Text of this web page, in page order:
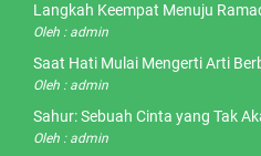
Langkah Keempat Menuju
Oleh : admin
Saat Hati Mulai Mengerti Arti
Oleh : admin
Sahur: Sebuah Cinta yang Tak
Oleh : admin